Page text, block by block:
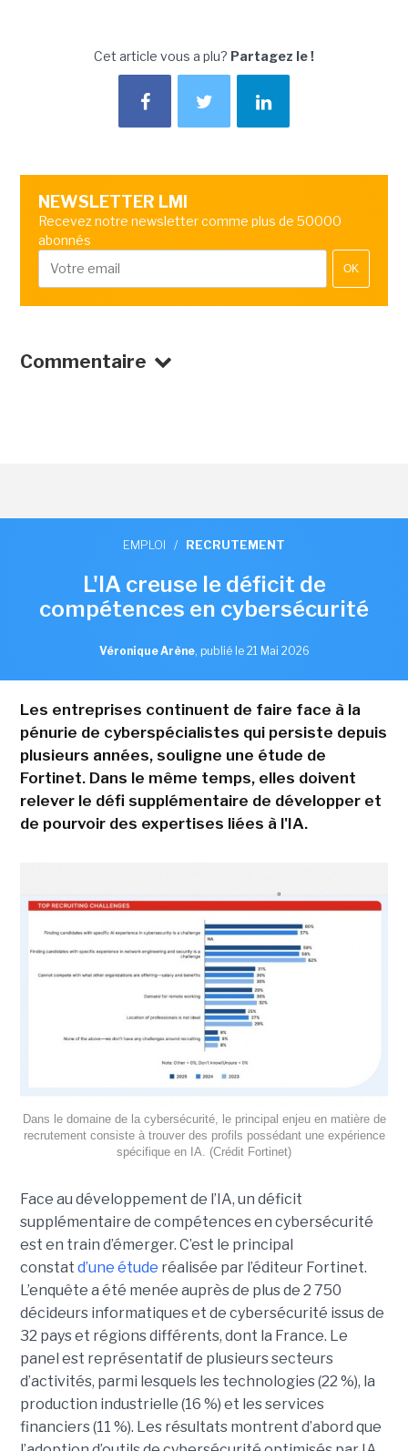
Cet article vous a plu? Partagez le !
NEWSLETTER LMI
Recevez notre newsletter comme plus de 50000
abonnés
OK
Commentaire
EMPLOI / RECRUTEMENT
L'IA creuse le déficit de
compétences en cybersécurité
Véronique Arène, publié le 21 Mai 2026
Les entreprises continuent de faire face à la
pénurie de cyberspécialistes qui persiste depuis
plusieurs années, souligne une étude de
Fortinet. Dans le même temps, elles doivent
relever le défi supplémentaire de développer et
de pourvoir des expertises liées à l'IA.
Dans le domaine de la cybersécurité, le principal enjeu en matière de
recrutement consiste à trouver des profils possédant une expérience
spécifique en IA. (Crédit Fortinet)
Face au développement de l’IA, un déficit
supplémentaire de compétences en cybersécurité
est en train d’émerger. C’est le principal
constat d’une étude réalisée par l’éditeur Fortinet.
L’enquête a été menée auprès de plus de 2 750
décideurs informatiques et de cybersécurité issus de
32 pays et régions différents, dont la France. Le
panel est représentatif de plusieurs secteurs
d’activités, parmi lesquels les technologies (22 %), la
production industrielle (16 %) et les services
financiers (11 %). Les résultats montrent d’abord que